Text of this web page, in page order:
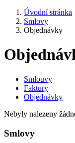
Úvodní stránka
Smlovy
Objednávky
Smlouvy
Faktury
Objednávky
Nebyly nalezeny
Smlovy